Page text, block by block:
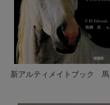
新アルティメイトブック 馬